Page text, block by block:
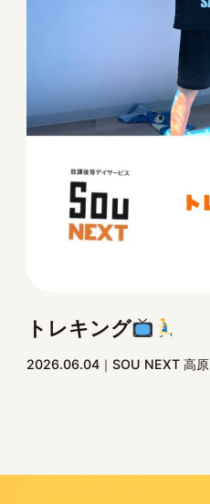
トレキング
2026.06.04 SOU NEXT 高原